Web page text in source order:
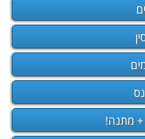
+ מתנה!